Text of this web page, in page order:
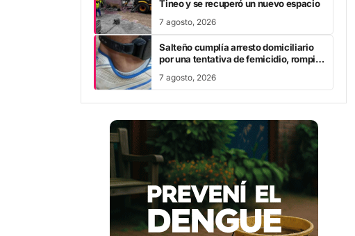
Tineo y se recuperó un nuevo espacio
7 agosto, 2026
Salteño cumplía arresto domiciliario
por una tentativa de femicidio, rompió
7 agosto, 2026